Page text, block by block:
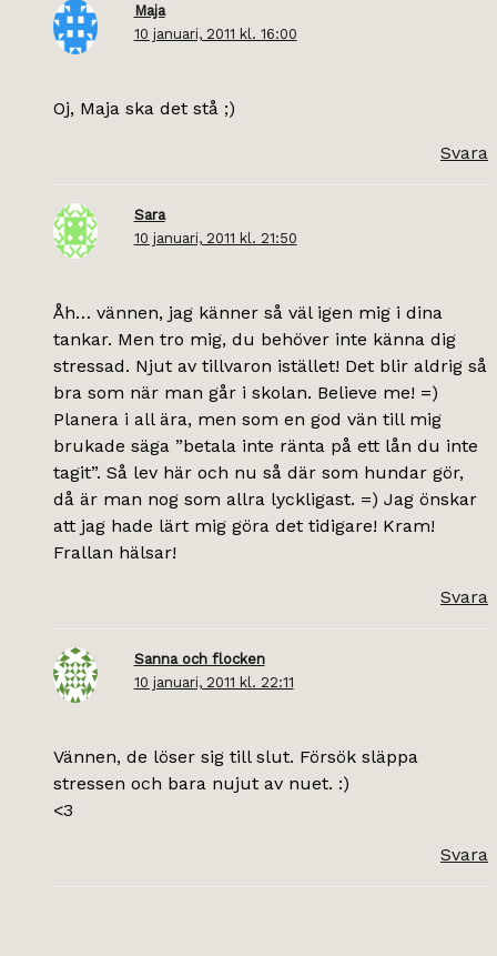
Maja
10 januari, 2011 kl. 16:00
Oj, Maja ska det stå ;)
Svara
Sara
10 januari, 2011 kl. 21:50
Åh… vännen, jag känner så väl igen mig i dina
tankar. Men tro mig, du behöver inte känna dig
stressad. Njut av tillvaron istället! Det blir aldrig så
bra som när man går i skolan. Believe me! =)
Planera i all ära, men som en god vän till mig
brukade säga ”betala inte ränta på ett lån du inte
tagit”. Så lev här och nu så där som hundar gör,
då är man nog som allra lyckligast. =) Jag önskar
att jag hade lärt mig göra det tidigare! Kram!
Frallan hälsar!
Svara
Sanna och flocken
10 januari, 2011 kl. 22:11
Vännen, de löser sig till slut. Försök släppa
stressen och bara nujut av nuet. :)
<3
Svara